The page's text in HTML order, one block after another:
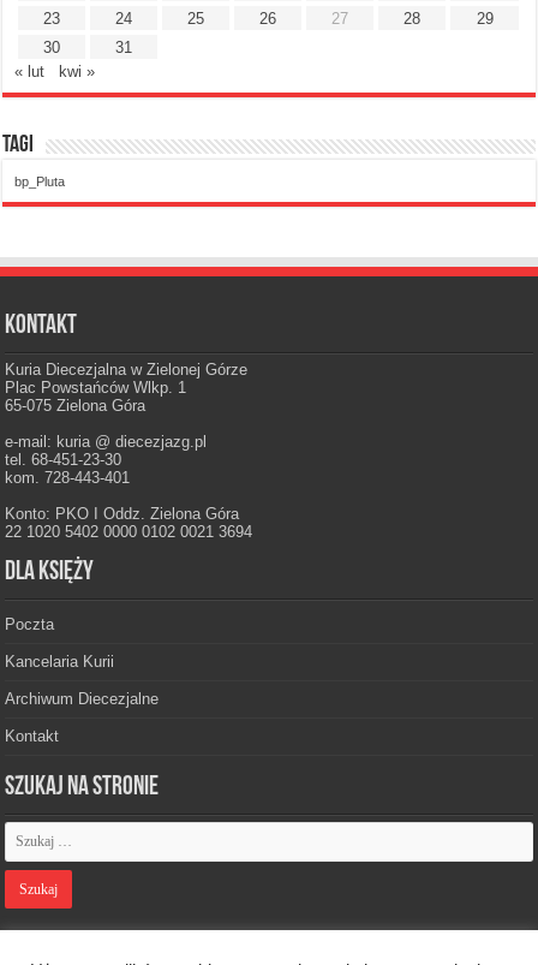
23
24 25 26 27 28
29
30
31
« lut
kwi »
Tagi
bp_Pluta
Kontakt
Kuria Diecezjalna w Zielonej Górze
Plac Powstańców Wlkp. 1
65-075 Zielona Góra
e-mail: kuria @ diecezjazg.pl
tel. 68-451-23-30
kom. 728-443-401
Konto: PKO I Oddz. Zielona Góra
22 1020 5402 0000 0102 0021 3694
Dla księży
Poczta
Kancelaria Kurii
Archiwum Diecezjalne
Kontakt
Szukaj na stronie